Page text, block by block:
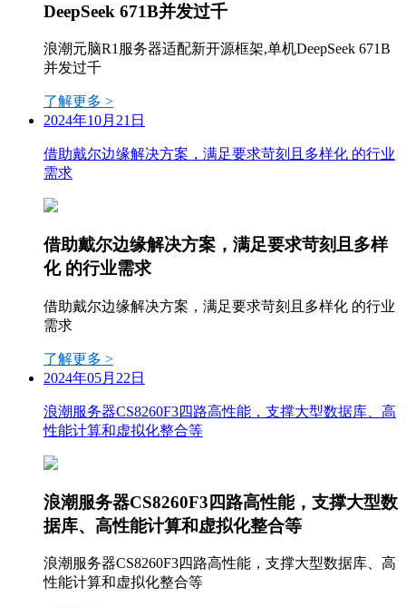
DeepSeek 671B并发过千
浪潮元脑R1服务器适配新开源框架,单机DeepSeek 671B
并发过千
了解更多 >
2024年10月21日
借助戴尔边缘解决方案，满足要求苛刻且多样化 的行业
需求
借助戴尔边缘解决方案，满足要求苛刻且多样
化 的行业需求
借助戴尔边缘解决方案，满足要求苛刻且多样化 的行业
需求
了解更多 >
2024年05月22日
浪潮服务器CS8260F3四路高性能，支撑大型数据库、高
性能计算和虚拟化整合等
浪潮服务器CS8260F3四路高性能，支撑大型数
据库、高性能计算和虚拟化整合等
浪潮服务器CS8260F3四路高性能，支撑大型数据库、高
性能计算和虚拟化整合等